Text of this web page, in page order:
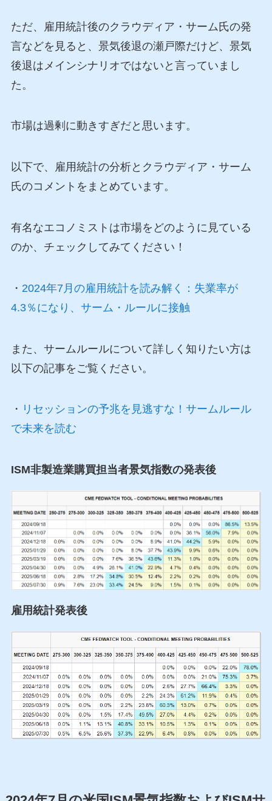
ただ、雇用統計後のクラウディア・サーム氏の発
言などを見ると、景気後退の瀬戸際だけど、景気
後退はメインシナリオではないと言っていまし
た。
市場は過剰に動きすぎだと思います。
以下で、雇用統計の分析とクラウディア・サーム
氏のコメントをまとめています。
有名なエコノミストは市場をどのように見ている
のか、チェックしてみてください！
・ 2024年7月の雇用統計を読み解く：失業率が
4.3％になり、サーム・ルールに接触
また、サームルールについて詳しく知りたい方は
以下の記事をご覧ください。
・ リセッションの予兆を見逃すな！サームルール
で未来を読む
ISM非製造業購買担当者景気指数の発表後
雇用統計発表後